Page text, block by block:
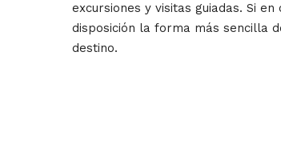
excursiones y visitas guiadas. Si
disposición la forma más sencilla
destino.